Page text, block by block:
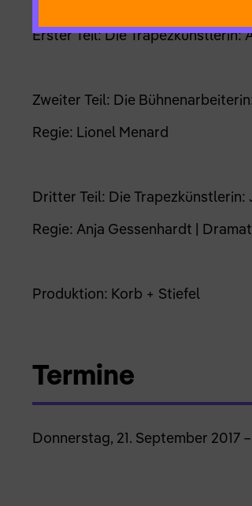
Erster Teil: Die Trapezkünstlerin:
Zweiter Teil: Die
Regie: Lionel Menard
Dritter Teil: Die Trapezkünstlerin:
Regie: Anja Gessenhardt |
Produktion: Korb + Stiefel
Termine
Donnerstag, 21. September 2017